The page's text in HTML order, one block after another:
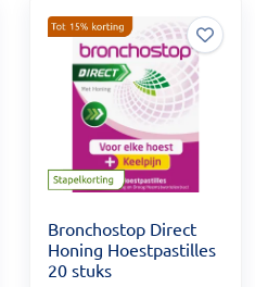
Bronchostop Direct
Honing Hoestpastilles
20 stuks